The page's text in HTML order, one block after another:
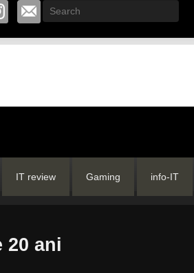
Search
IT review Gaming info-IT
20 ani